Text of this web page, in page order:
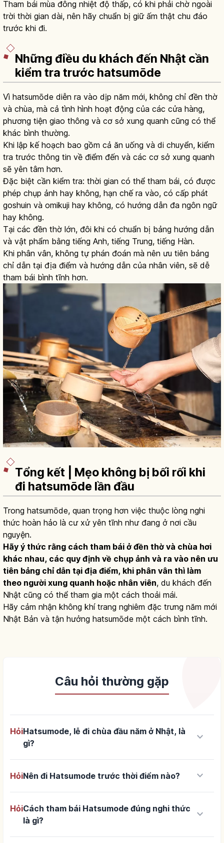
Tham bái mùa đông nhiệt độ thấp, có khi phải chờ ngoài
trời thời gian dài, nên hãy chuẩn bị giữ ấm thật chu đáo
trước khi đi.
Những điều du khách đến Nhật cần
kiểm tra trước hatsumōde
Vì hatsumōde diễn ra vào dịp năm mới, không chỉ đền thờ
và chùa, mà cả tình hình hoạt động của các cửa hàng,
phương tiện giao thông và cơ sở xung quanh cũng có thể
khác bình thường.
Khi lập kế hoạch bao gồm cả ăn uống và di chuyển, kiểm
tra trước thông tin về điểm đến và các cơ sở xung quanh
sẽ yên tâm hơn.
Đặc biệt cần kiểm tra: thời gian có thể tham bái, có được
phép chụp ảnh hay không, hạn chế ra vào, có cấp phát
goshuin và omikuji hay không, có hướng dẫn đa ngôn ngữ
hay không.
Tại các đền thờ lớn, đôi khi có chuẩn bị bảng hướng dẫn
và vật phẩm bằng tiếng Anh, tiếng Trung, tiếng Hàn.
Khi phân vân, không tự phán đoán mà nên ưu tiên bảng
chỉ dẫn tại địa điểm và hướng dẫn của nhân viên, sẽ dễ
tham bái bình tĩnh hơn.
Tổng kết | Mẹo không bị bối rối khi
đi hatsumōde lần đầu
Trong hatsumōde, quan trọng hơn việc thuộc lòng nghi
thức hoàn hảo là cư xử yên tĩnh như đang ở nơi cầu
nguyện.
Hãy ý thức rằng cách tham bái ở đền thờ và chùa hơi
khác nhau, các quy định về chụp ảnh và ra vào nên ưu
tiên bảng chỉ dẫn tại địa điểm, khi phân vân thì làm
theo người xung quanh hoặc nhân viên, du khách đến
Nhật cũng có thể tham gia một cách thoải mái.
Hãy cảm nhận không khí trang nghiêm đặc trưng năm mới
Nhật Bản và tận hưởng hatsumōde một cách bình tĩnh.
Câu hỏi thường gặp
HỏiHatsumode, lễ đi chùa đầu năm ở Nhật, là
gì?
keyboard_arrow_down
HỏiNên đi Hatsumode trước thời điểm nào? keyboard_arrow_down
HỏiCách tham bái Hatsumode đúng nghi thức
là gì?
keyboard_arrow_down